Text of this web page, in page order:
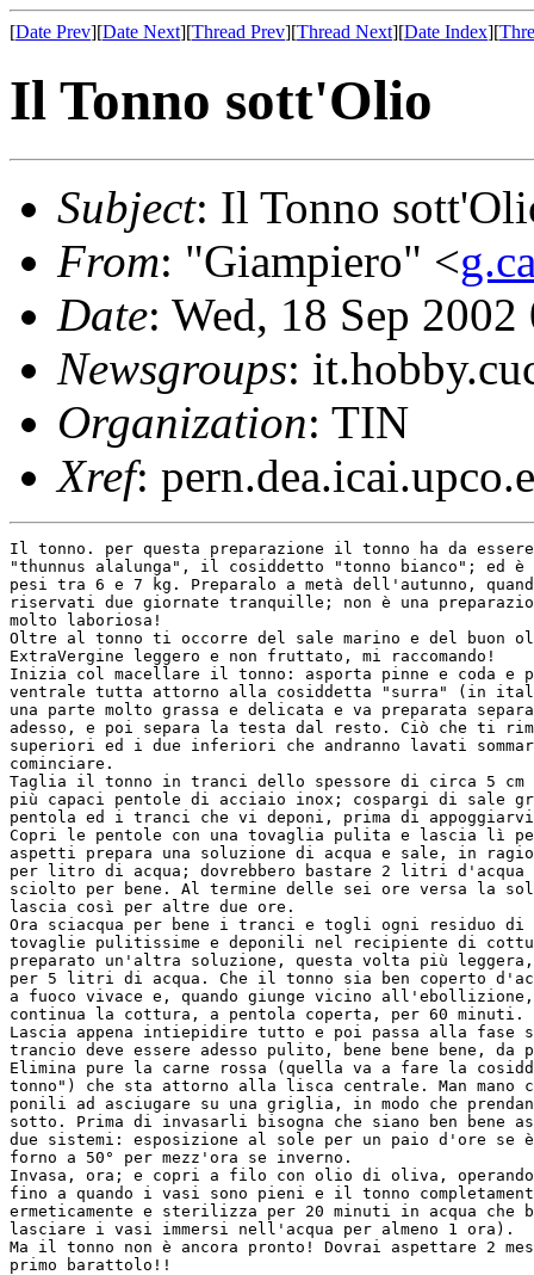
[Date Prev][Date Next][Thread Prev][Thread Next][Date Index][
Il Tonno sott'Olio
Subject: Il Tonno
From: "Giampiero" <
Date: Wed, 18 Sep
Newsgroups:
Organization: TIN
Xref:
Il tonno. per questa preparazione il tonno ha da
"thunnus alalunga", il cosiddetto "tonno bianco"; ed è
pesi tra 6 e 7 kg. Preparalo a metà dell'autunno,
riservati due giornate tranquille; non è una
molto laboriosa!
Oltre al tonno ti occorre del sale marino e del buon
ExtraVergine leggero e non fruttato, mi raccomando!
Inizia col macellare il tonno: asporta pinne e coda e
ventrale tutta attorno alla cosiddetta "surra" (in
una parte molto grassa e delicata e va preparata
adesso, e poi separa la testa dal resto. Ciò che ti
superiori ed i due inferiori che andranno lavati
cominciare.
Taglia il tonno in tranci dello spessore di circa 5
più capaci pentole di acciaio inox; cospargi di sale
pentola ed i tranci che vi deponi, prima di
Copri le pentole con una tovaglia pulita e lascia lì
aspetti prepara una soluzione di acqua e sale, in
per litro di acqua; dovrebbero bastare 2 litri d'acqua
sciolto per bene. Al termine delle sei ore versa la
lascia così per altre due ore.
Ora sciacqua per bene i tranci e togli ogni residuo
tovaglie pulitissime e deponili nel recipiente di
preparato un'altra soluzione, questa volta più
per 5 litri di acqua. Che il tonno sia ben coperto
a fuoco vivace e, quando giunge vicino all'ebollizione,
continua la cottura, a pentola coperta, per 60 minuti.
Lascia appena intiepidire tutto e poi passa alla fase
trancio deve essere adesso pulito, bene bene bene,
Elimina pure la carne rossa (quella va a fare la
tonno") che sta attorno alla lisca centrale. Man
ponili ad asciugare su una griglia, in modo che
sotto. Prima di invasarli bisogna che siano ben bene
due sistemi: esposizione al sole per un paio d'ore se
forno a 50° per mezz'ora se inverno.
Invasa, ora; e copri a filo con olio di oliva, operando
fino a quando i vasi sono pieni e il tonno
ermeticamente e sterilizza per 20 minuti in acqua
lasciare i vasi immersi nell'acqua per almeno 1 ora).
Ma il tonno non è ancora pronto! Dovrai aspettare 2
primo barattolo!!